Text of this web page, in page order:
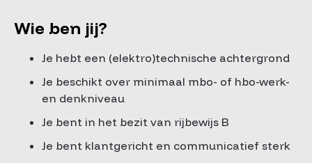
Wie ben jij?
Je hebt een (elektro)technische achtergrond
Je beschikt over minimaal mbo- of hbo-werk-
en denkniveau
Je bent in het bezit van rijbewijs B
Je bent klantgericht en communicatief sterk